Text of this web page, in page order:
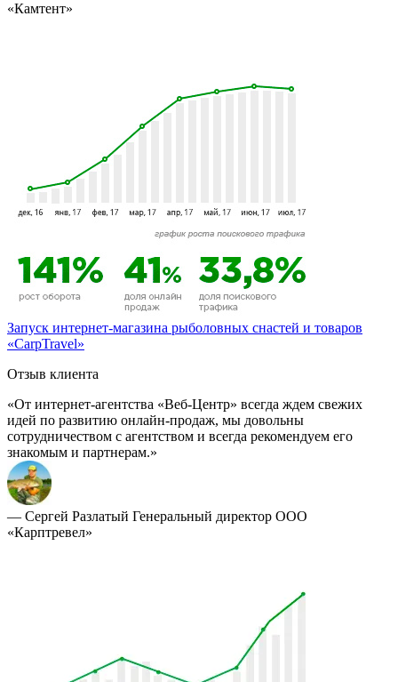
«Камтент»
Запуск интернет-магазина рыболовных снастей и товаров
«CarpTravel»
Отзыв клиента
«От интернет-агентства «Веб-Центр» всегда ждем свежих
идей по развитию онлайн-продаж, мы довольны
сотрудничеством с агентством и всегда рекомендуем его
знакомым и партнерам.»
— Сергей Разлатый Генеральный директор ООО
«Карптревел»